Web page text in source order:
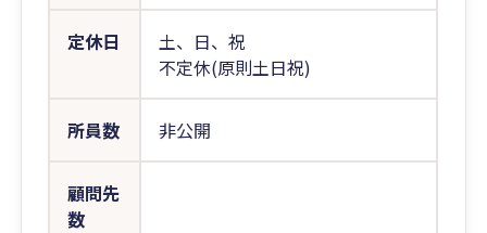
定休日
土、日、祝
不定休(原則土日祝)
所員数 非公開
顧問先
数